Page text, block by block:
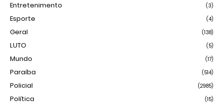
Entretenimento (3)
Esporte (4)
Geral (138)
LUTO (5)
Mundo (17)
Paraíba (514)
Policial (2985)
Política (15)